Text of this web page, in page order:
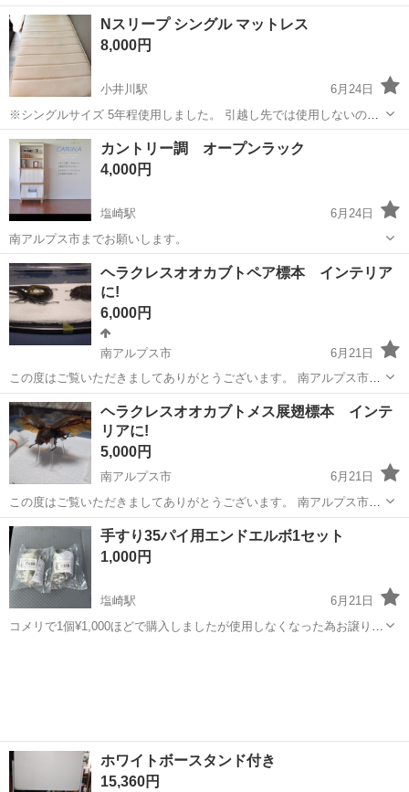
《お仕事No.5A1211》 お仕事について 電子部品の製造における機械操
作が主な業務です。立ち作業で部材を機械にセットし、スイッチをON
にすれば加工が始まりま...
山梨 南アルプス市 市川大門駅 その他
Nスリープ シングル マットレス
8,000円
小井川駅
6月24日
※シングルサイズ 5年程使用しました。 引越し先では使用しないので
出品します。 破損はなく汚れが多少あるのみなので、クリーニング等
していただくとより長くご使用いただけると思います。 サイズは画像
をご確認ください。 ベ...
山梨 南アルプス市 小井川駅 寝具 シングル
カントリー調 オープンラック
4,000円
塩崎駅
6月24日
南アルプス市までお願いします。
山梨 南アルプス市 家具 カントリー
ヘラクレスオオカブトペア標本 インテリア
に!
6,000円
南アルプス市
6月21日
この度はご覧いただきましてありがとうございます。 南アルプス市山
寺に受け取りに来れる方優先になります。 当方会社員のため返答が遅
くなることがありますのでご了承くださいませ。 種類 ヘラクレスオオ
カブトペア (ヘラクレ...
山梨 南アルプス市 インテリア雑貨/小物
ヘラクレスオオカブト
ヘラクレスオオカブトメス展翅標本 インテ
リアに!
5,000円
南アルプス市
6月21日
この度はご覧いただきましてありがとうございます。 南アルプス市山
寺に受け取りに来れる方優先になります。 当方会社員のため返答が遅
くなることがありますのでご了承くださいませ。 種類 ヘラクレスオオ
カブトメス (ヘラクレ...
山梨 南アルプス市 インテリア雑貨/小物
ヘラクレスオオカブト
手すり35パイ用エンドエルボ1セット
1,000円
塩崎駅
6月21日
コメリで1個¥1,000ほどで購入しましたが使用しなくなった為お譲り致
ホワイトボースタンド付き
15,360円